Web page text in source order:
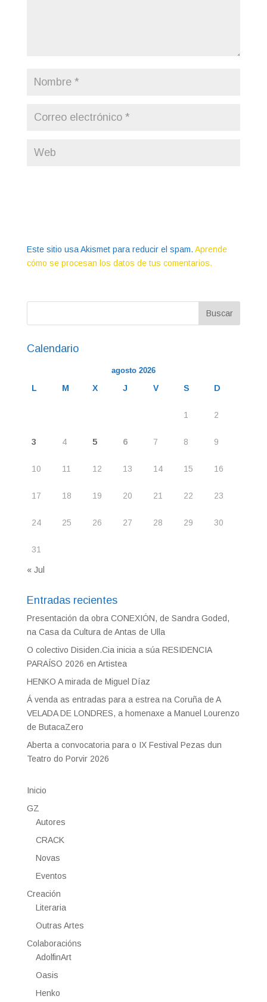
Este sitio usa Akismet para reducir el spam. Aprende
cómo se procesan los datos de tus comentarios.
Calendario
agosto 2026
L M X J V S D
1 2
3 4 5 6 7 8 9
10 11 12 13 14 15 16
17 18 19 20 21 22 23
24 25 26 27 28 29 30
31
« Jul
Entradas recientes
Presentación da obra CONEXIÓN, de Sandra Goded,
na Casa da Cultura de Antas de Ulla
O colectivo Disiden.Cia inicia a súa RESIDENCIA
PARAÍSO 2026 en Artistea
HENKO A mirada de Miguel Díaz
Á venda as entradas para a estrea na Coruña de A
VELADA DE LONDRES, a homenaxe a Manuel Lourenzo
de ButacaZero
Aberta a convocatoria para o IX Festival Pezas dun
Teatro do Porvir 2026
Inicio
GZ
Autores
CRACK
Novas
Eventos
Creación
Literaria
Outras Artes
Colaboracións
AdolfinArt
Oasis
Henko